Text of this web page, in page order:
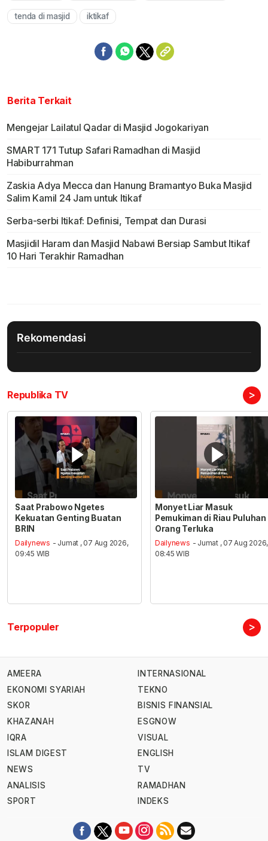
tenda di masjid iktikaf
Berita Terkait
Mengejar Lailatul Qadar di Masjid Jogokariyan
SMART 171 Tutup Safari Ramadhan di Masjid
Habiburrahman
Zaskia Adya Mecca dan Hanung Bramantyo Buka Masjid
Salim Kamil 24 Jam untuk Itikaf
Serba-serbi Itikaf: Definisi, Tempat dan Durasi
Masjidil Haram dan Masjid Nabawi Bersiap Sambut Itikaf
10 Hari Terakhir Ramadhan
Rekomendasi
Republika TV >
Saat Prabowo Ngetes
Kekuatan Genting Buatan
BRIN
Dailynews - Jumat , 07 Aug 2026,
09:45 WIB
Monyet Liar Masuk
Pemukiman di Riau Puluhan
Orang Terluka
Dailynews - Jumat , 07 Aug 2026,
08:45 WIB
Terpopuler >
AMEERA
EKONOMI SYARIAH
SKOR
KHAZANAH
IQRA
ISLAM DIGEST
NEWS
ANALISIS
SPORT
INTERNASIONAL
TEKNO
BISNIS FINANSIAL
ESGNOW
VISUAL
ENGLISH
TV
RAMADHAN
INDEKS